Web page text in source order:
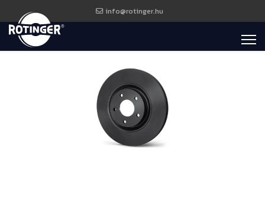
info@rotinger.hu